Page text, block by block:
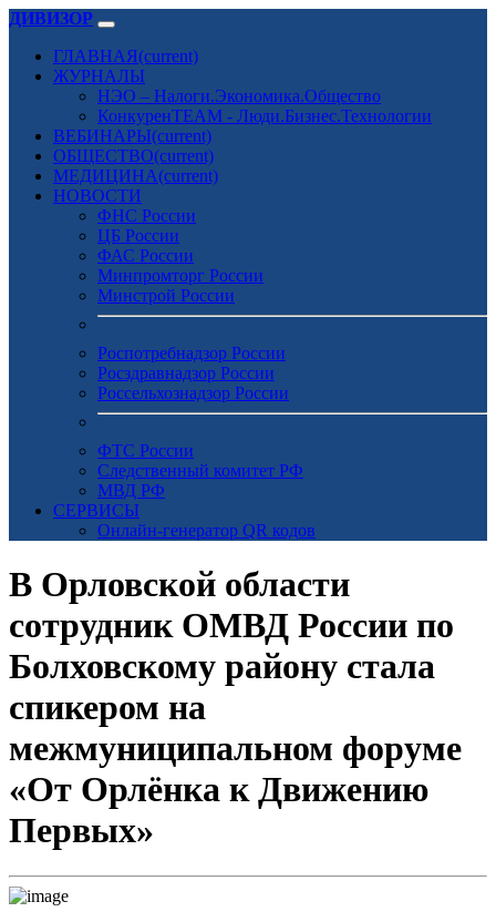
ДИВИЗОР
ГЛАВНАЯ(current)
ЖУРНАЛЫ
НЭО – Налоги.Экономика.Общество
КонкуренTEAM - Люди.Бизнес.Технологии
ВЕБИНАРЫ(current)
ОБЩЕСТВО(current)
МЕДИЦИНА(current)
НОВОСТИ
ФНС России
ЦБ России
ФАС России
Минпромторг России
Минстрой России
Роспотребнадзор России
Росздравнадзор России
Россельхознадзор России
ФТС России
Следственный комитет РФ
МВД РФ
СЕРВИСЫ
Онлайн-генератор QR кодов
В Орловской области
сотрудник ОМВД России по
Болховскому району стала
спикером на
межмуниципальном форуме
«От Орлёнка к Движению
Первых»